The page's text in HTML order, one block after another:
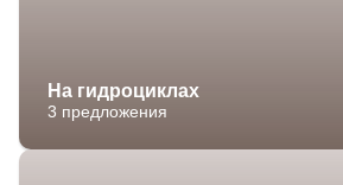
На гидроциклах
3 предложения